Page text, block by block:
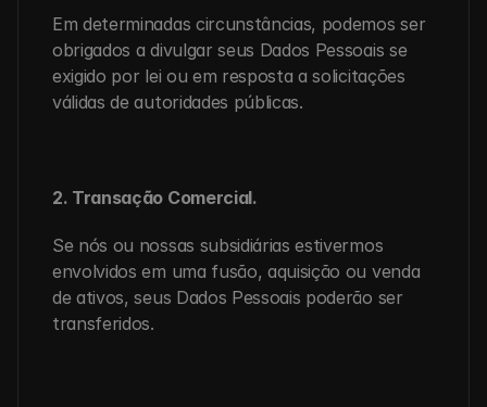
Em determinadas circunstâncias, podemos ser
obrigados a divulgar seus Dados Pessoais se
exigido por lei ou em resposta a solicitações
válidas de autoridades públicas.
2. Transação Comercial.
Se nós ou nossas subsidiárias estivermos
envolvidos em uma fusão, aquisição ou venda
de ativos, seus Dados Pessoais poderão ser
transferidos.